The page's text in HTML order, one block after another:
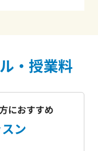
・授業料
におすすめ
ン